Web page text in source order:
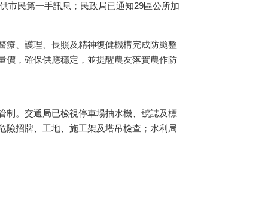
市民第一手訊息；民政局已通知29區公所加
療、護理、長照及精神復健機構完成防颱整
價，確保供應穩定，並提醒農友落實農作防
制。交通局已檢視停車場抽水機、號誌及標
險招牌、工地、施工架及塔吊檢查；水利局